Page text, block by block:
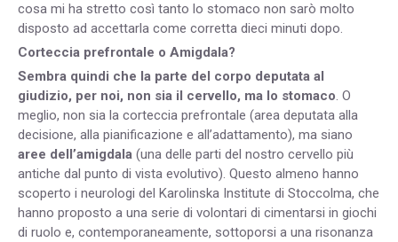
cosa mi ha stretto così tanto lo stomaco non sarò molto
disposto ad accettarla come corretta dieci minuti dopo.
Corteccia prefrontale o Amigdala?
Sembra quindi che la parte del corpo deputata al
giudizio, per noi, non sia il cervello, ma lo stomaco. O
meglio, non sia la corteccia prefrontale (area deputata alla
decisione, alla pianificazione e all’adattamento), ma siano
aree dell’amigdala (una delle parti del nostro cervello più
antiche dal punto di vista evolutivo). Questo almeno hanno
scoperto i neurologi del Karolinska Institute di Stoccolma, che
hanno proposto a una serie di volontari di cimentarsi in giochi
di ruolo e, contemporaneamente, sottoporsi a una risonanza